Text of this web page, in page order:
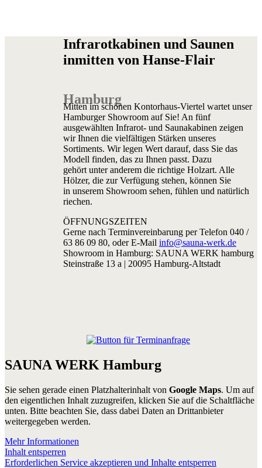
Infrarotkabinen und Saunen
inmitten von Hanse-Flair
Hamburg
Mitten im schönen Kontorhaus-Viertel wartet unser
Hamburger Showroom auf Sie! An fünf
ausgewählten Infrarot- und Saunakabinen zeigen
wir Ihnen die vielfältigen Stärken unseres
Sortiments. Wir legen Wert darauf, dass Sie das
Modell finden, das zu Ihnen passt. Dazu
gehört unter anderem die richtige Holzart. Alle
Hölzer, die zur Verfügung stehen, können Sie
in unserem Showroom sehen, fühlen und natürlich
riechen.
ÖFFNUNGSZEITEN
Gerne nach Terminvereinbarung per Telefon 040 /
63 86 09 80, oder E-Mail info@sauna-werk.de
Showroom in Hamburg: SAUNA WERK hamburg
Steinstraße 13 a | 20095 Hamburg-Altstadt
SAUNA WERK Hamburg
Sie sehen gerade einen Platzhalterinhalt von Google Maps. Um auf
den eigentlichen Inhalt zuzugreifen, klicken Sie auf die Schaltfläche
unten. Bitte beachten Sie, dass dabei Daten an Drittanbieter
weitergegeben werden.
Mehr Informationen
Inhalt entsperren
Erforderlichen Service akzeptieren und Inhalte entsperren